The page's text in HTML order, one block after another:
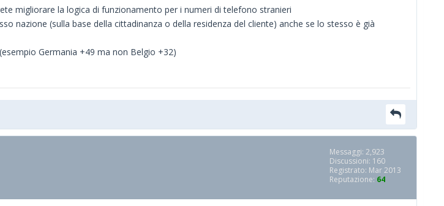
migliorare la logica di funzionamento per i numeri di telefono stranieri
nazione (sulla base della cittadinanza o della residenza del cliente) anche se lo stesso è già
Germania +49 ma non Belgio +32)
Messaggi: 2,923
Discussioni: 160
Registrato: Mar 2013
Reputazione: 64